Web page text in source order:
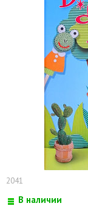
2041
В наличии